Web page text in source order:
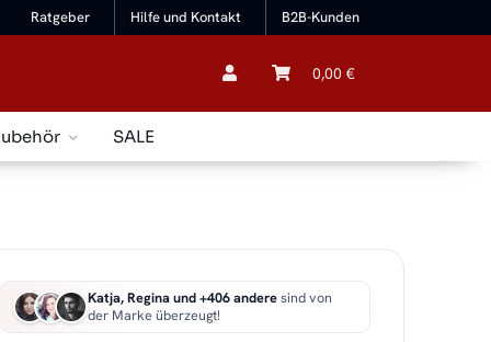
Ratgeber Hilfe und Kontakt B2B-Kunden
0,00 €
SALE
Katja, Regina und +406 anderesind von
der Marke überzeugt!